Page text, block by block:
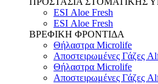
ESI Αloe Fresh
ESI Αloe Fresh
ΒΡΕΦΙΚΗ ΦΡΟΝΤΙΔΑ
Θήλαστρα Microlife
Αποστειρωμένες Γάζες
Θήλαστρα Microlife
Αποστειρωμένες Γάζες